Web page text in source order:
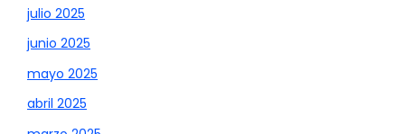
julio 2025
junio 2025
mayo 2025
abril 2025